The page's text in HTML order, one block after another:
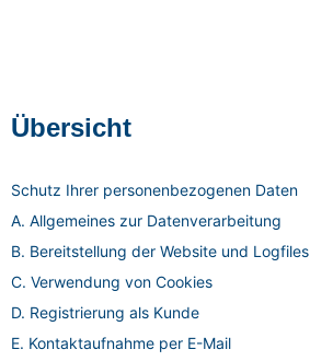
Übersicht
Schutz Ihrer personenbezogenen Daten
A. Allgemeines zur Datenverarbeitung
B. Bereitstellung der Website und Logfiles
C. Verwendung von Cookies
D. Registrierung als Kunde
E. Kontaktaufnahme per E-Mail